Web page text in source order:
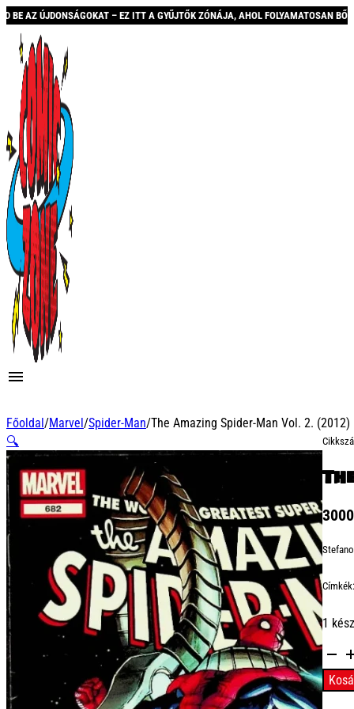
EZ ITT A GYŰJTŐK ZÓNÁJA, AHOL FOLYAMATOSAN BŐVÜLŐ KÍNÁLATTAL
Főoldal/Marvel/Spider-Man/The Amazing Spider-Man Vol. 2. (2012)
🔍
Címkék:
1
The